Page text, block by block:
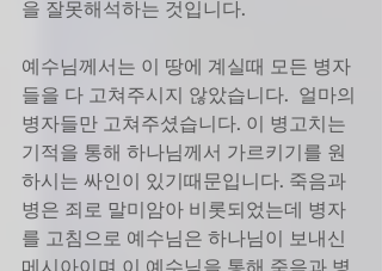
을 잘못해석하는 것입니다.
예수님께서는 이 땅에 계실때 모든 병자
들을 다 고쳐주시지 않았습니다.  얼마의
병자들만 고쳐주셨습니다. 이 병고치는
기적을 통해 하나님께서 가르키기를 원
하시는 싸인이 있기때문입니다. 죽음과
병은 죄로 말미암아 비롯되었는데 병자
를 고침으로 예수님은 하나님이 보내신
메시아이며 이 예수님을 통해 죽음과 병